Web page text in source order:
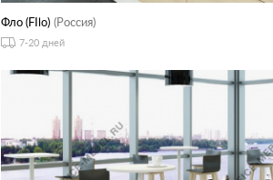
Фло (FIlo) (Россия)
7-20 дней